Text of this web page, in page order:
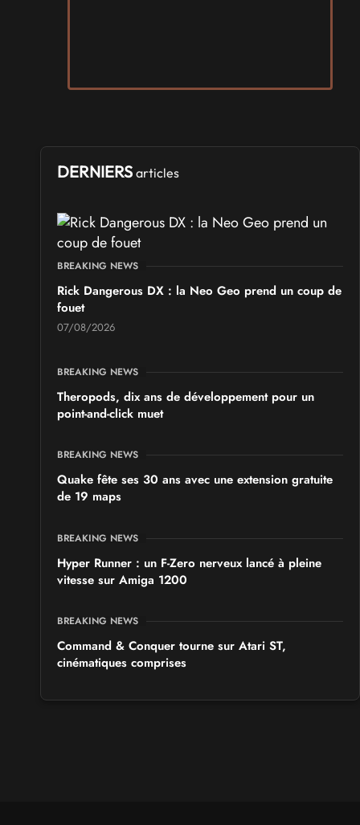
Arcadia GeekFest 2026
SALONS & CONVENTIONS GEEKS
Ponta Geek 2026
SALONS & CONVENTIONS GEEKS
GeekNIID 2026
les 19 et 20 septembre 2026 - à Grigny
SALONS & CONVENTIONS GEEKS
Japan Manga Wave Colmar 2026
DERNIERS articles
BREAKING NEWS
Rick Dangerous DX : la Neo Geo prend un coup de
fouet
07/08/2026
BREAKING NEWS
Theropods, dix ans de développement pour un
point-and-click muet
BREAKING NEWS
Quake fête ses 30 ans avec une extension gratuite
de 19 maps
BREAKING NEWS
Hyper Runner : un F-Zero nerveux lancé à pleine
vitesse sur Amiga 1200
BREAKING NEWS
Command & Conquer tourne sur Atari ST,
cinématiques comprises